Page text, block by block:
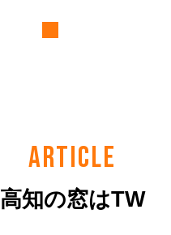
ARTICLE
高知の窓はTW